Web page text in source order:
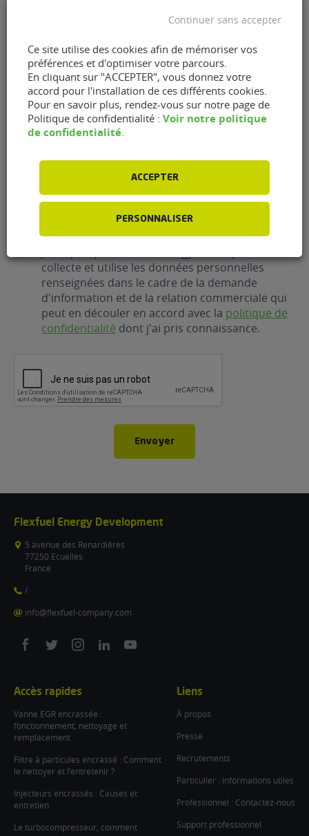
Prestation(Nécessaire)
Téléphone(Nécessaire)
collecte et utilise les données personnelles
renseignées dans le cadre de la demande
d'information et de la relation commerciale qui
peut en découler en accord avec la politique de
confidentialité dont j'ai pris connaissance.
Envoyer
Flexfuel Energy Development
5 avenue des Renardières
77250 Ecuelles
France
/
info@flexfuel-company.com
On
On
On
On
On
Accès rapides
Vanne EGR encrassée :
fonctionnement, nettoyage et
remplacement
Filtre à particules encrassé : Comment
le nettoyer et l’entretenir ?
Injecteurs encrassés : Causes et
entretien
Le turbocompresseur, comment
Liens
À propos
Presse
Recrutements
Particulier : informations utiles
Professionnel : Contactez-nous
Support professionnel
Ce site utilise des cookies afin de mémoriser vos
préférences et d'optimiser votre parcours.
En cliquant sur "ACCEPTER", vous donnez votre
accord pour l'installation de ces différents cookies.
Pour en savoir plus, rendez-vous sur notre page de
Politique de confidentialité : Voir notre politique
de confidentialité.
ACCEPTER
PERSONNALISER
Continuer sans accepter